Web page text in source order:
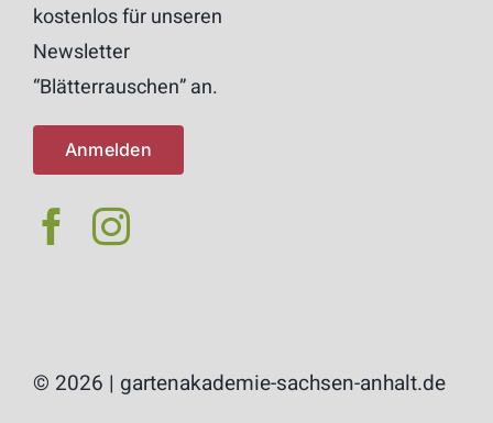
kostenlos für unseren
Newsletter
“Blätterrauschen” an.
Anmelden
© 2026 | gartenakademie-sachsen-anhalt.de